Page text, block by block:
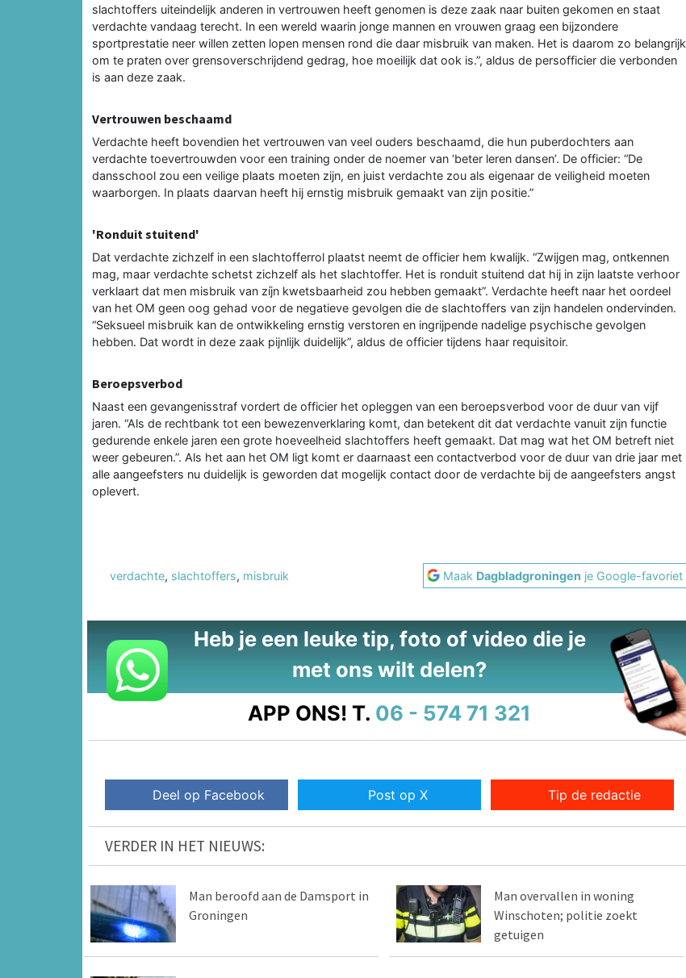
slachtoffers uiteindelijk anderen in vertrouwen heeft genomen is deze zaak naar buiten gekomen en staat
verdachte vandaag terecht. In een wereld waarin jonge mannen en vrouwen graag een bijzondere
sportprestatie neer willen zetten lopen mensen rond die daar misbruik van maken. Het is daarom zo belangrijk
om te praten over grensoverschrijdend gedrag, hoe moeilijk dat ook is.”, aldus de persofficier die verbonden
is aan deze zaak.
Vertrouwen beschaamd
Verdachte heeft bovendien het vertrouwen van veel ouders beschaamd, die hun puberdochters aan
verdachte toevertrouwden voor een training onder de noemer van ‘beter leren dansen’. De officier: “De
dansschool zou een veilige plaats moeten zijn, en juist verdachte zou als eigenaar de veiligheid moeten
waarborgen. In plaats daarvan heeft hij ernstig misbruik gemaakt van zijn positie.”
'Ronduit stuitend'
Dat verdachte zichzelf in een slachtofferrol plaatst neemt de officier hem kwalijk. “Zwijgen mag, ontkennen
mag, maar verdachte schetst zichzelf als het slachtoffer. Het is ronduit stuitend dat hij in zijn laatste verhoor
verklaart dat men misbruik van zíjn kwetsbaarheid zou hebben gemaakt”. Verdachte heeft naar het oordeel
van het OM geen oog gehad voor de negatieve gevolgen die de slachtoffers van zijn handelen ondervinden.
“Seksueel misbruik kan de ontwikkeling ernstig verstoren en ingrijpende nadelige psychische gevolgen
hebben. Dat wordt in deze zaak pijnlijk duidelijk”, aldus de officier tijdens haar requisitoir.
Beroepsverbod
Naast een gevangenisstraf vordert de officier het opleggen van een beroepsverbod voor de duur van vijf
jaren. “Als de rechtbank tot een bewezenverklaring komt, dan betekent dit dat verdachte vanuit zijn functie
gedurende enkele jaren een grote hoeveelheid slachtoffers heeft gemaakt. Dat mag wat het OM betreft niet
weer gebeuren.”. Als het aan het OM ligt komt er daarnaast een contactverbod voor de duur van drie jaar met
alle aangeefsters nu duidelijk is geworden dat mogelijk contact door de verdachte bij de aangeefsters angst
oplevert.
verdachte, slachtoffers, misbruik Maak Dagbladgroningen je Google-favoriet
Heb je een leuke tip, foto of video die je
met ons wilt delen?
APP ONS! T. 06 - 574 71 321
Deel op Facebook Post op X Tip de redactie
VERDER IN HET NIEUWS:
Man beroofd aan de Damsport in
Groningen
Man overvallen in woning
Winschoten; politie zoekt
getuigen